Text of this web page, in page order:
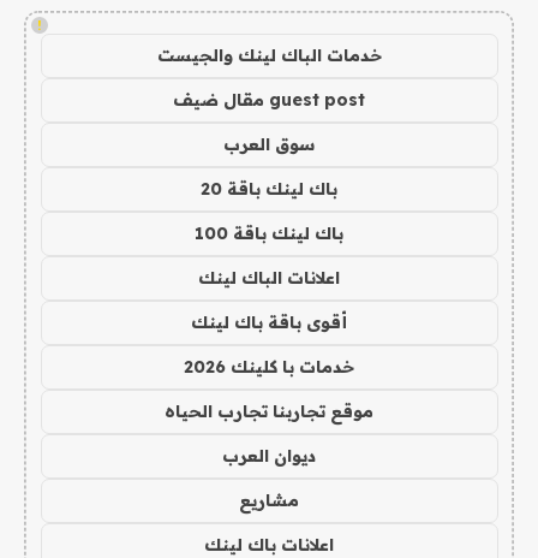
!
خدمات الباك لينك والجيست
guest post مقال ضيف
سوق العرب
باك لينك باقة 20
باك لينك باقة 100
اعلانات الباك لينك
أقوى باقة باك لينك
خدمات با كلينك 2026
موقع تجاربنا تجارب الحياه
ديوان العرب
مشاريع
اعلانات باك لينك